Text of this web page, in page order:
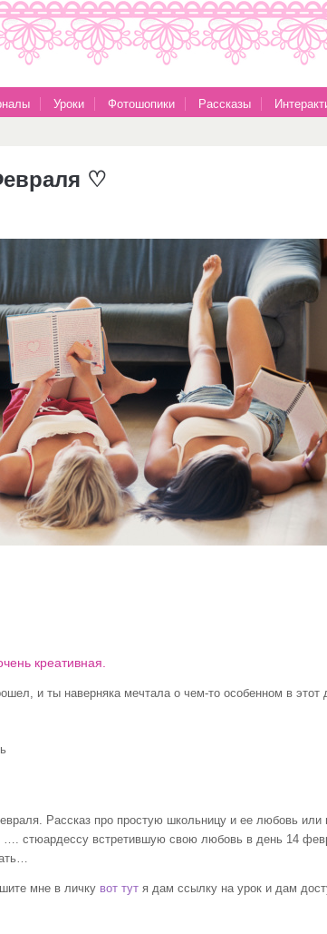
Уроки Фотошопики Рассказы
♡
креативная.
и ты наверняка мечтала о чем-то особенном в
Рассказ про простую школьницу и ее любовь
стюардессу встретившую свою любовь в день 14
мне в личку вот тут я дам ссылку на урок и дам